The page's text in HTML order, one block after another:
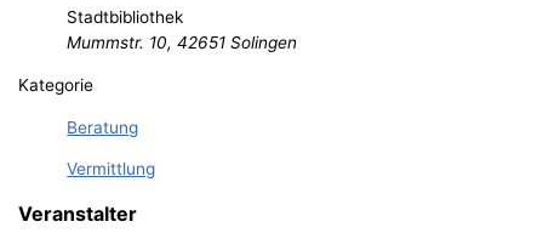
Stadtbibliothek
Mummstr. 10, 42651 Solingen
Kategorie
Beratung
Vermittlung
Veranstalter